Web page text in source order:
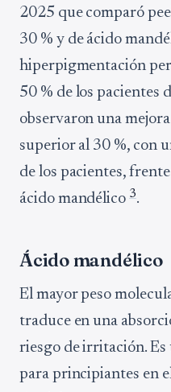
2025 que comparó
30 % y de ácido
hiperpigmentación
50 % de los pacientes
observaron una
superior al 30 %, con
de los pacientes,
ácido mandélico3.
Ácido mandélico
El mayor peso
traduce en una
riesgo de irritación.
para principiantes en